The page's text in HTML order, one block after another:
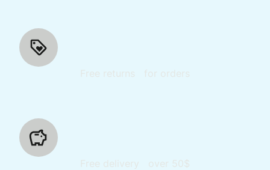
Free returns for orders
Free delivery over 50$